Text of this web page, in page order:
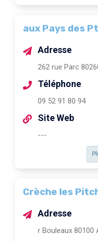
aux Pays des
Adresse
262 rue Parc
Téléphone
09 52 91 80 94
Site Web
---
Crèche les
Adresse
r Bouleaux 80100